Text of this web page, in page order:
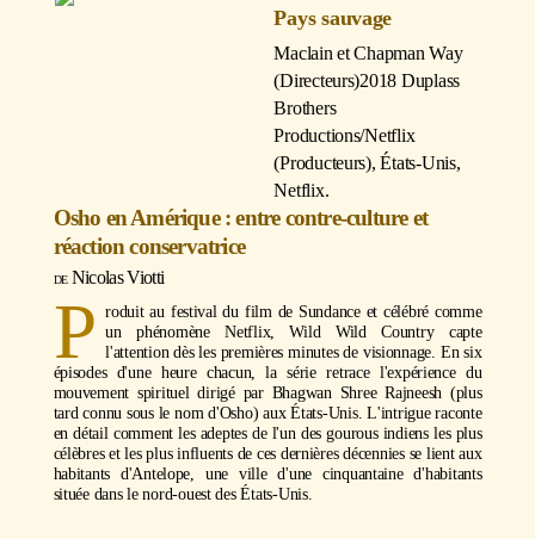
Pays sauvage
Maclain et Chapman Way
(Directeurs)2018 Duplass
Brothers
Productions/Netflix
(Producteurs), États-Unis,
Netflix.
Osho en Amérique : entre contre-culture et
réaction conservatrice
Nicolas Viotti
P roduit au festival du film de Sundance et célébré comme
un phénomène Netflix, Wild Wild Country capte
l'attention dès les premières minutes de visionnage. En six
épisodes d'une heure chacun, la série retrace l'expérience du
mouvement spirituel dirigé par Bhagwan Shree Rajneesh (plus
tard connu sous le nom d'Osho) aux États-Unis. L'intrigue raconte
en détail comment les adeptes de l'un des gourous indiens les plus
célèbres et les plus influents de ces dernières décennies se lient aux
habitants d'Antelope, une ville d'une cinquantaine d'habitants
située dans le nord-ouest des États-Unis.